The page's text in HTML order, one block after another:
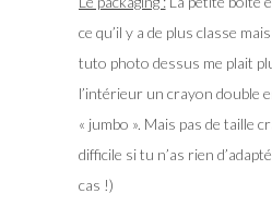
ce qu’il y a de plus classe
tuto photo dessus me plait
l’intérieur un crayon double
« jumbo ». Mais pas de taille
difficile si tu n’as rien
cas !)